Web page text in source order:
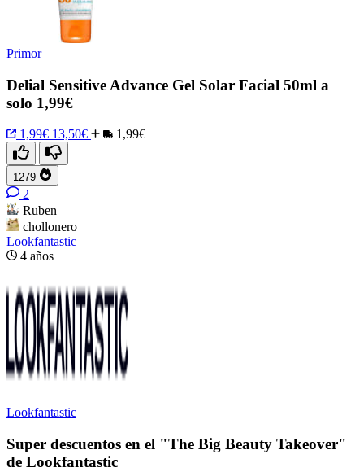
Primor
Delial Sensitive Advance Gel Solar Facial 50ml a
solo 1,99€
1,99€ 13,50€ 1,99€
1279
2
Ruben
chollonero
Lookfantastic
4 años
Lookfantastic
Super descuentos en el "The Big Beauty Takeover"
de Lookfantastic